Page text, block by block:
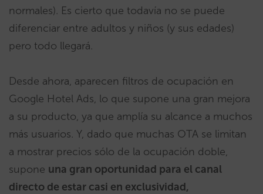
normales). Es cierto que todavía no se puede
diferenciar entre adultos y niños (y sus edades)
pero todo llegará.
Desde ahora, aparecen filtros de ocupación en
Google Hotel Ads, lo que supone una gran mejora
a su producto, ya que amplía su alcance a muchos
más usuarios. Y, dado que muchas OTA se limitan
a mostrar precios sólo de la ocupación doble,
supone una gran oportunidad para el canal
directo de estar casi en exclusividad,